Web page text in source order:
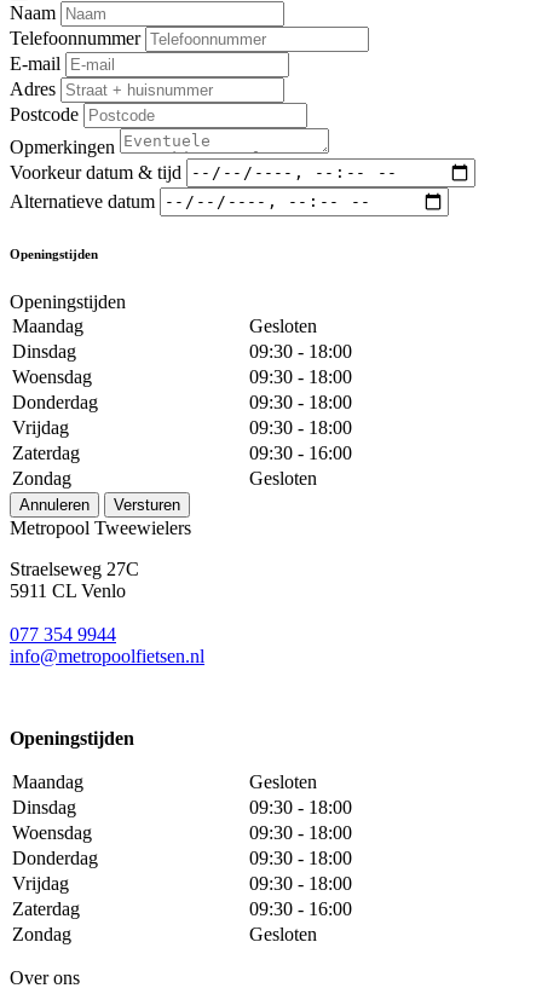
Naam
Telefoonnummer
E-mail
Adres
Postcode
Opmerkingen
Voorkeur datum & tijd
Alternatieve datum
Openingstijden
Openingstijden
Maandag
Gesloten
Dinsdag
09:30 - 18:00
Woensdag
09:30 - 18:00
Donderdag
09:30 - 18:00
Vrijdag
09:30 - 18:00
Zaterdag
09:30 - 16:00
Zondag
Gesloten
Annuleren Versturen
Metropool Tweewielers
Straelseweg 27C
5911 CL Venlo
077 354 9944
info@metropoolfietsen.nl
Openingstijden
Maandag
Gesloten
Dinsdag
09:30 - 18:00
Woensdag
09:30 - 18:00
Donderdag
09:30 - 18:00
Vrijdag
09:30 - 18:00
Zaterdag
09:30 - 16:00
Zondag
Gesloten
Over ons